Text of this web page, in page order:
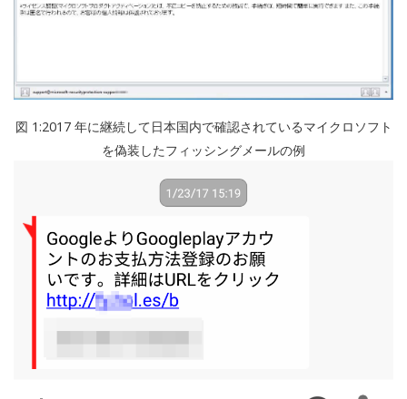
図 1:2017 年に継続して日本国内で確認されているマイクロソフト
を偽装したフィッシングメールの例